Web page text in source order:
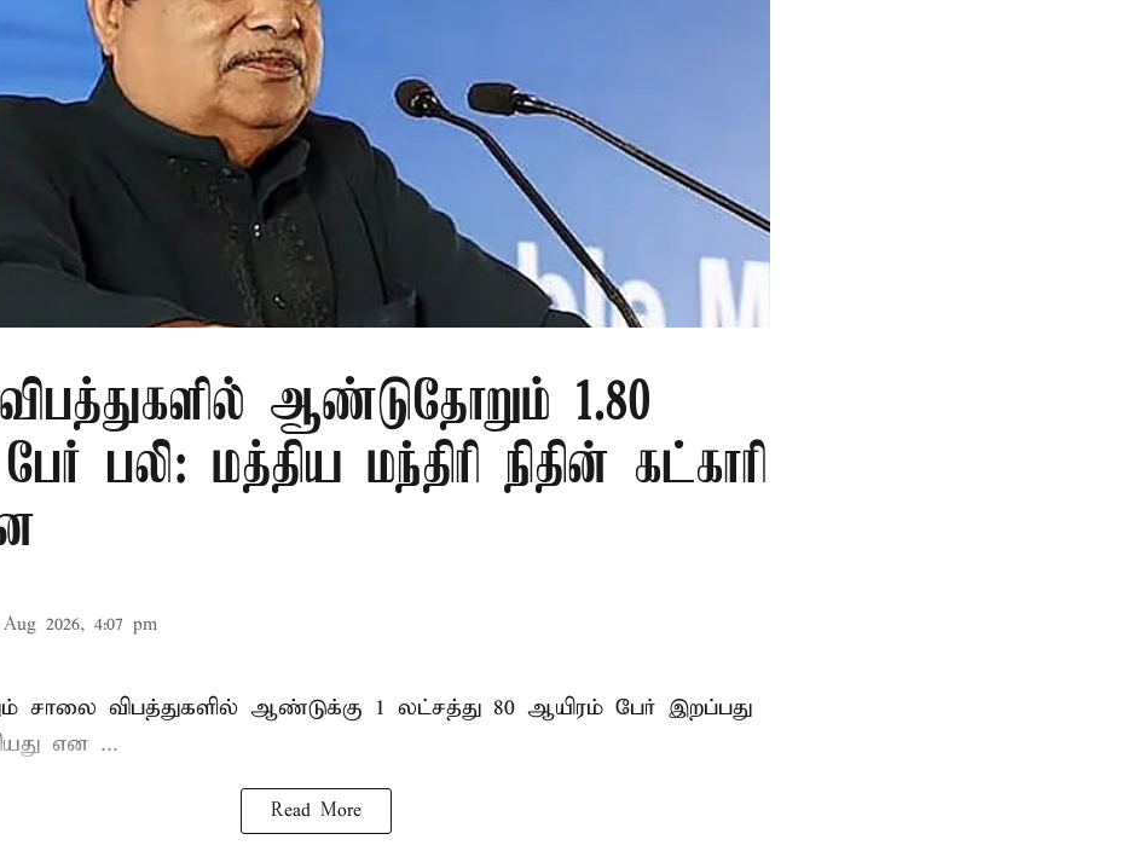
ஆண்டுதோறும் 1.80
பலி: மத்திய மந்திரி நிதின் கட்காரி
2026, 4:07 pm
சாலை விபத்துகளில் ஆண்டுக்கு 1 லட்சத்து 80 ஆயிரம் பேர் இறப்பது
என ...
Read More